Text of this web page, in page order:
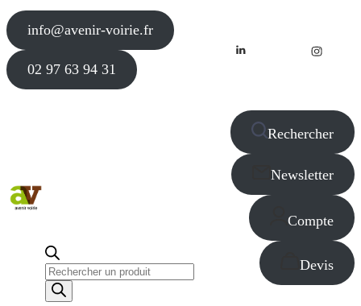
info@avenir-voirie.fr
02 97 63 94 31
Recherche
de
produits
Rechercher
Newsletter
Compte
Devis